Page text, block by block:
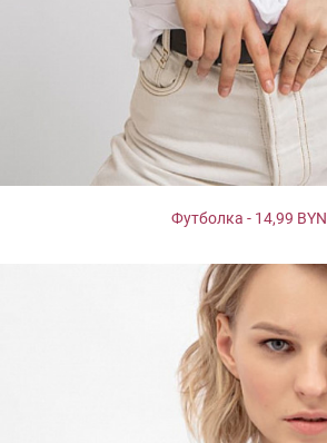
Футболка - 14,99 BYN